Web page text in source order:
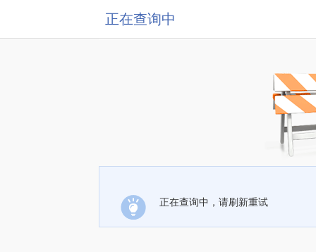
正在查询中
正在查询中，请刷新重试